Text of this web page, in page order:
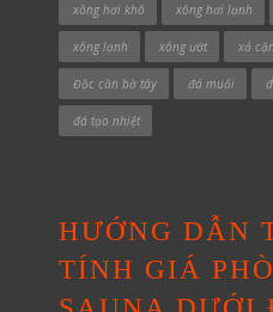
xông hơi khô xông hơi lạnh
xông lạnh xông ướt xả cặn
Độc cần bờ tây đá muối
đá tạo nhiệt
HƯỚNG DẪN
TÍNH GIÁ